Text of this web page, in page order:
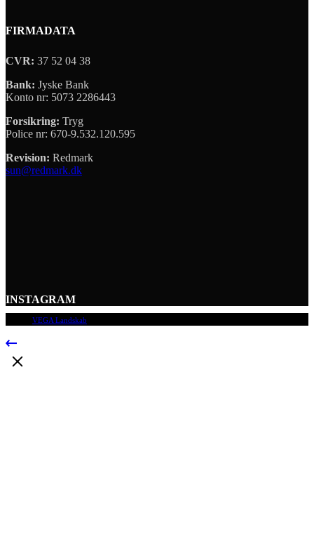
FIRMADATA
CVR: 37 52 04 38
Bank: Jyske Bank
Konto nr: 5073 2286443
Forsikring: Tryg
Police nr: 670-9.532.120.595
Revision: Redmark
sun@redmark.dk
INSTAGRAM
VEGA Landskab